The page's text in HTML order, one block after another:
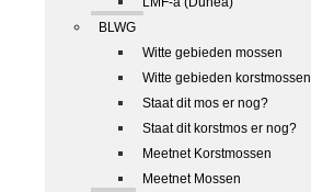
BLWG
Witte gebieden mossen
Witte gebieden korstmossen
Staat dit mos er nog?
Staat dit korstmos er nog?
Meetnet Korstmossen
Meetnet Mossen